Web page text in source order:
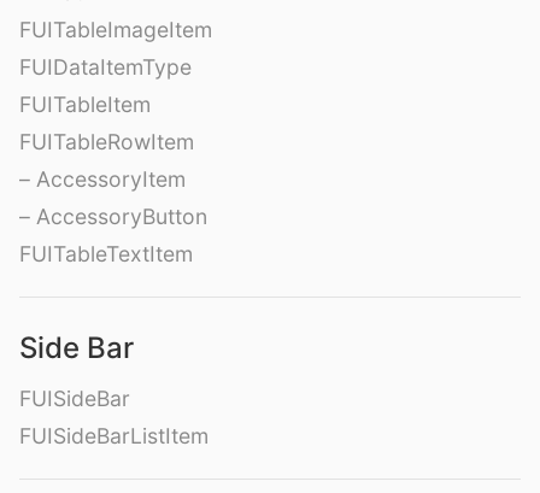
FUITableImageItem
FUIDataItemType
FUITableItem
FUITableRowItem
– AccessoryItem
– AccessoryButton
FUITableTextItem
Side Bar
FUISideBar
FUISideBarListItem